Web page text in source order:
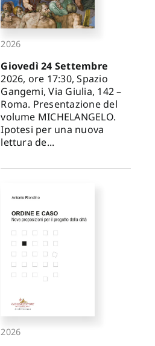
2026
Giovedì 24 Settembre
2026, ore 17:30, Spazio
Gangemi, Via Giulia, 142 –
Roma. Presentazione del
volume MICHELANGELO.
Ipotesi per una nuova
lettura de...
2026